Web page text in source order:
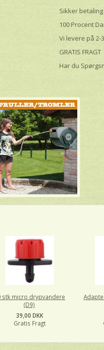
Sikker
100 Procent
Vi levere på 2-
GRATIS FRAGT
Har du
stk micro drypvandere
(D9)
39,00 DKK
Gratis Fragt